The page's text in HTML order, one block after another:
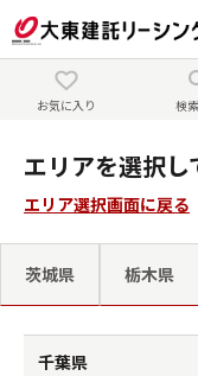
お気に入り 検
エリアを選択し
エリア選択画面に戻る
茨城県 栃木県
千葉県